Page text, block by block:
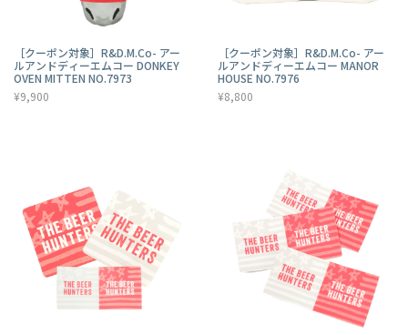
［クーポン対象］R&D.M.Co- アー
ルアンドディーエムコー DONKEY
OVEN MITTEN NO.7973
¥9,900
［クーポン対象］R&D.M.Co- アー
ルアンドディーエムコー MANOR
HOUSE NO.7976
¥8,800